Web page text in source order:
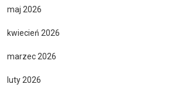
maj 2026
kwiecień 2026
marzec 2026
luty 2026